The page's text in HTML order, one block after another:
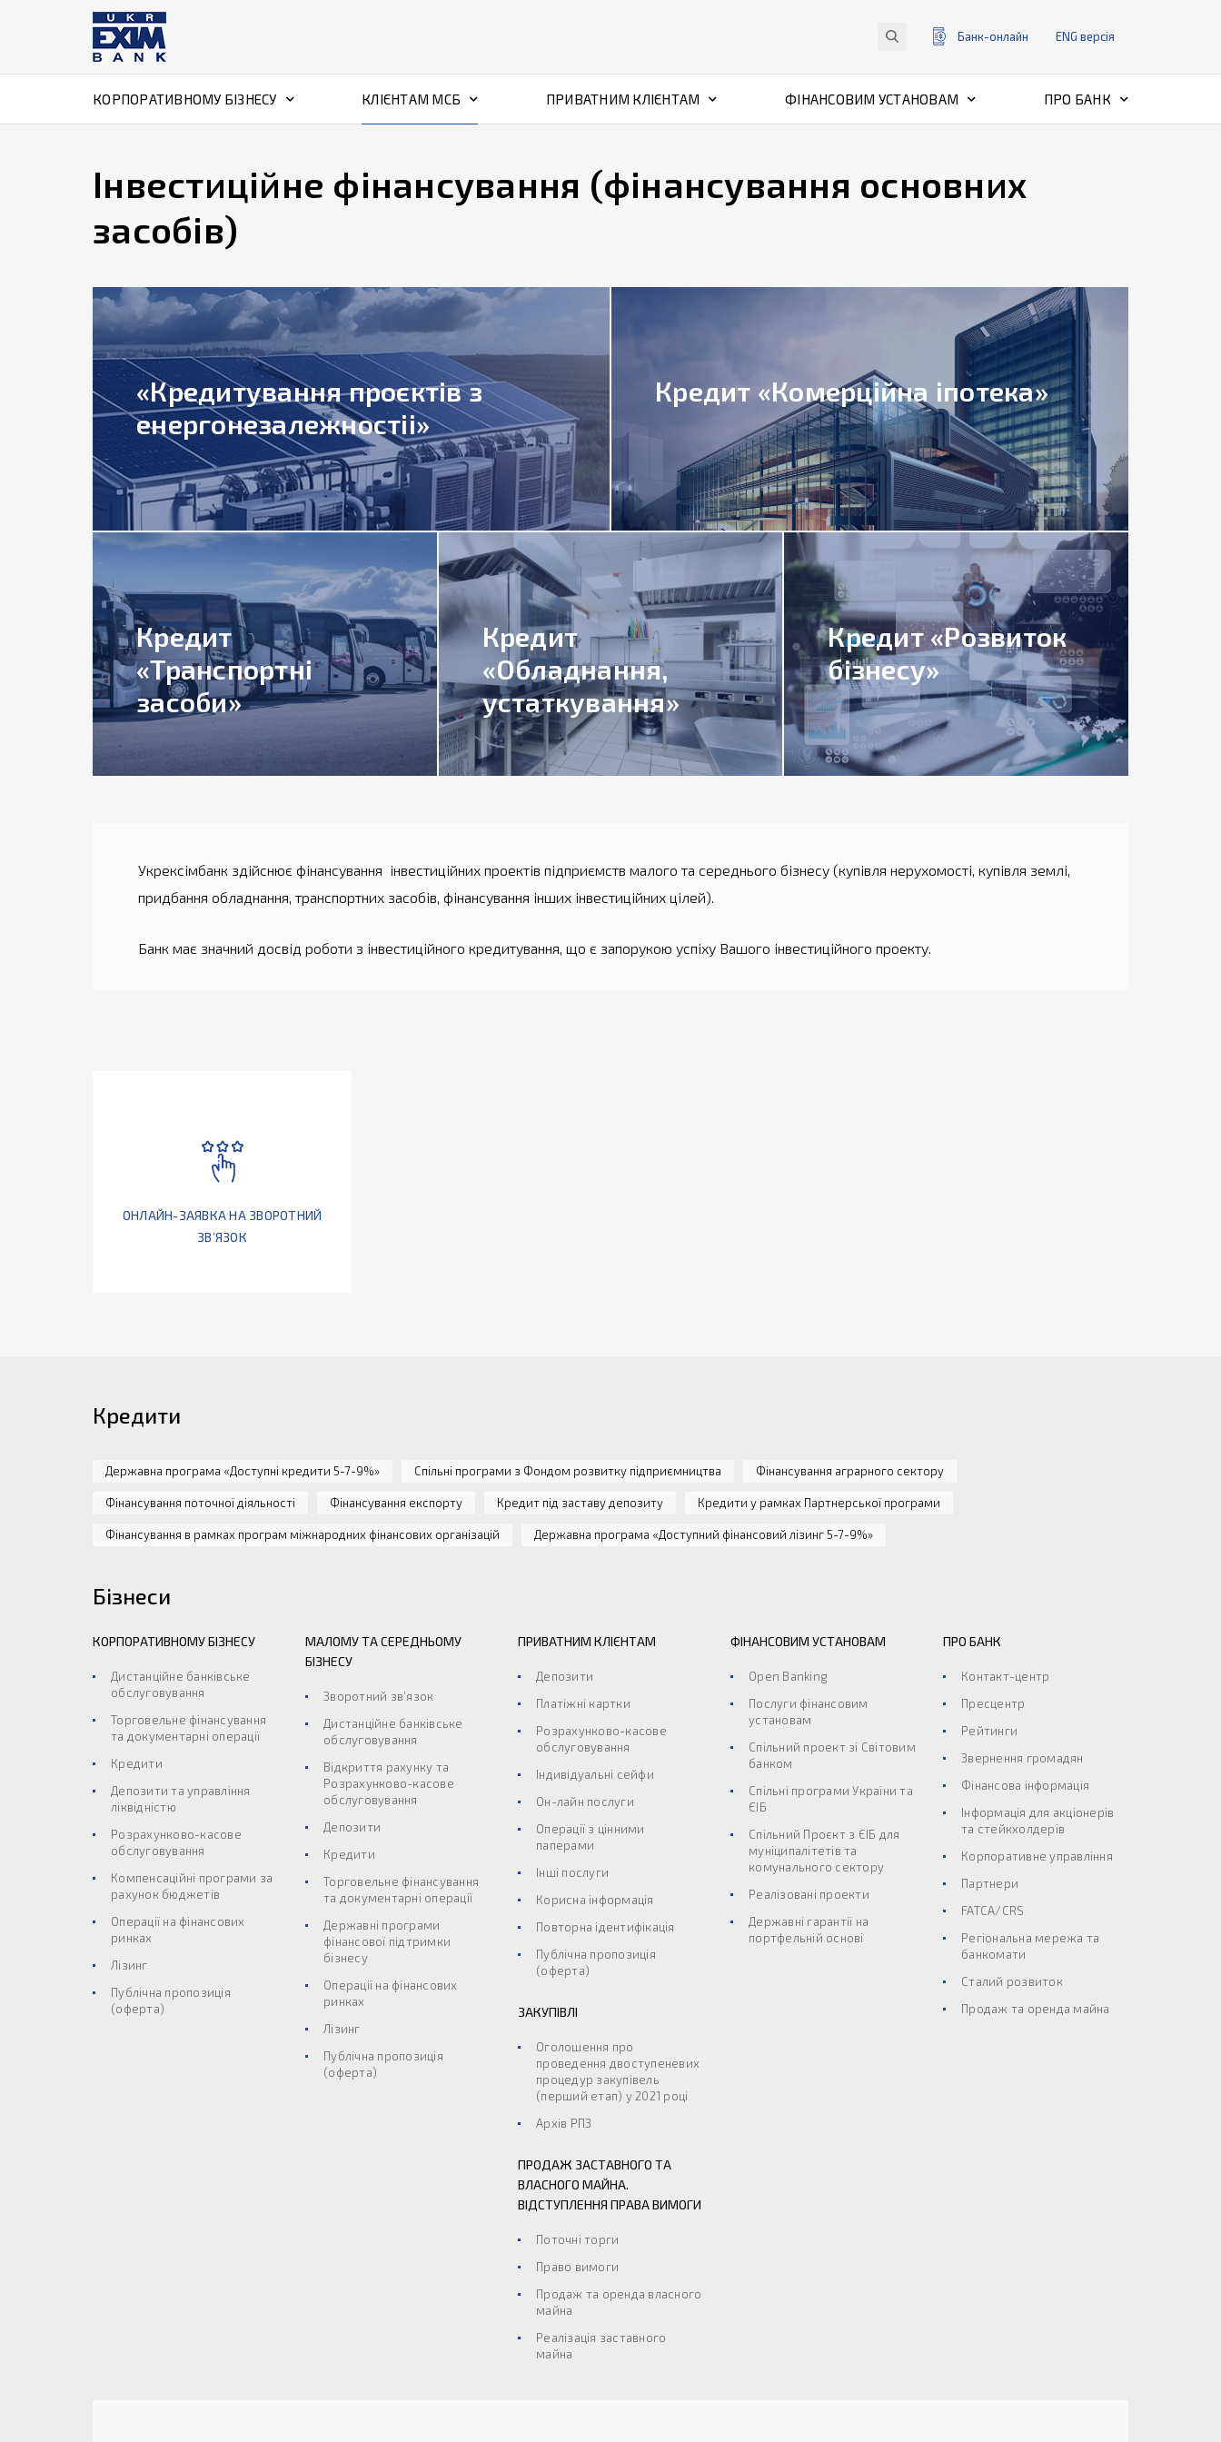
Банк-онлайн ENG версiя
КОРПОРАТИВНОМУ БІЗНЕСУ КЛІЄНТАМ МСБ ПРИВАТНИМ КЛІЄНТАМ ФІНАНСОВИМ УСТАНОВАМ ПРО БАНК
Інвестиційне фінансування (фінансування основних
засобів)
«Кредитування проєктів з
енергонезалежностіі»
Кредит «Комерційна іпотека»
Кредит
«Транспортні
засоби»
Кредит
«Обладнання,
устаткування»
Кредит «Розвиток
бізнесу»
Укрексімбанк здійснює фінансування інвестиційних проектів підприємств малого та середнього бізнесу (купівля нерухомості, купівля землі,
придбання обладнання, транспортних засобів, фінансування інших інвестиційних цілей).
Банк має значний досвід роботи з інвестиційного кредитування, що є запорукою успіху Вашого інвестиційного проекту.
ОНЛАЙН-ЗАЯВКА НА ЗВОРОТНИЙ
ЗВ’ЯЗОК
Кредити
Державна програма «Доступні кредити 5-7-9%» Спільні програми з Фондом розвитку підприємництва Фінансування аграрного сектору
Фінансування поточної діяльності Фінансування експорту Кредит під заставу депозиту Кредити у рамках Партнерської програми
Фінансування в рамках програм міжнародних фінансових організацій Державна програма «Доступний фінансовий лізинг 5-7-9%»
Бізнеси
КОРПОРАТИВНОМУ БІЗНЕСУ
Дистанційне банківське
обслуговування
Торговельне фінансування
та документарні операції
Кредити
Депозити та управління
ліквідністю
Розрахунково-касове
обслуговування
Компенсаційні програми за
рахунок бюджетів
Операції на фінансових
ринках
Лізинг
Публічна пропозиція
(оферта)
МАЛОМУ ТА СЕРЕДНЬОМУ
БІЗНЕСУ
Зворотний зв’язок
Дистанційне банківське
обслуговування
Відкриття рахунку та
Розрахунково-касове
обслуговування
Депозити
Кредити
Торговельне фінансування
та документарні операції
Державні програми
фінансової підтримки
бізнесу
Операції на фінансових
ринках
Лізинг
Публічна пропозиція
(оферта)
ПРИВАТНИМ КЛІЄНТАМ
Депозити
Платіжні картки
Розрахунково-касове
обслуговування
Індивідуальні сейфи
Он-лайн послуги
Операції з цінними
паперами
Інші послуги
Корисна інформація
Повторна ідентифікація
Публічна пропозиція
(оферта)
ЗАКУПІВЛІ
Оголошення про
проведення двоступеневих
процедур закупівель
(перший етап) у 2021 році
Архів РПЗ
ПРОДАЖ ЗАСТАВНОГО ТА
ВЛАСНОГО МАЙНА.
ВІДСТУПЛЕННЯ ПРАВА ВИМОГИ
Поточні торги
Право вимоги
Продаж та оренда власного
майна
Реалізація заставного
майна
ФІНАНСОВИМ УСТАНОВАМ
Open Banking
Послуги фінансовим
установам
Спільний проект зі Світовим
банком
Спільні програми України та
ЄІБ
Спільний Проєкт з ЄІБ для
муніципалітетів та
комунального сектору
Реалізовані проекти
Державні гарантії на
портфельній основі
ПРО БАНК
Контакт-центр
Пресцентр
Рейтинги
Звернення громадян
Фінансова інформація
Інформація для акціонерів
та стейкхолдерів
Корпоративне управління
Партнери
FATCA/CRS
Регіональна мережа та
банкомати
Сталий розвиток
Продаж та оренда майна